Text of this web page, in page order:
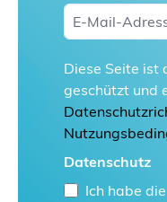
Diese Seite ist
geschützt und
Datenschutz
Ich habe die